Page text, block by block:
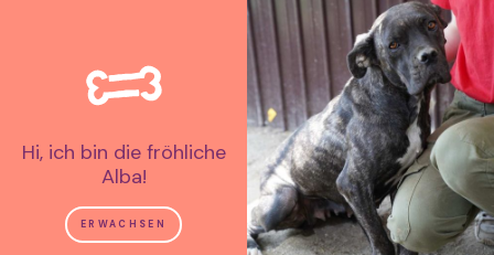
Hi, ich bin die fröhliche
Alba!
ERWACHSEN